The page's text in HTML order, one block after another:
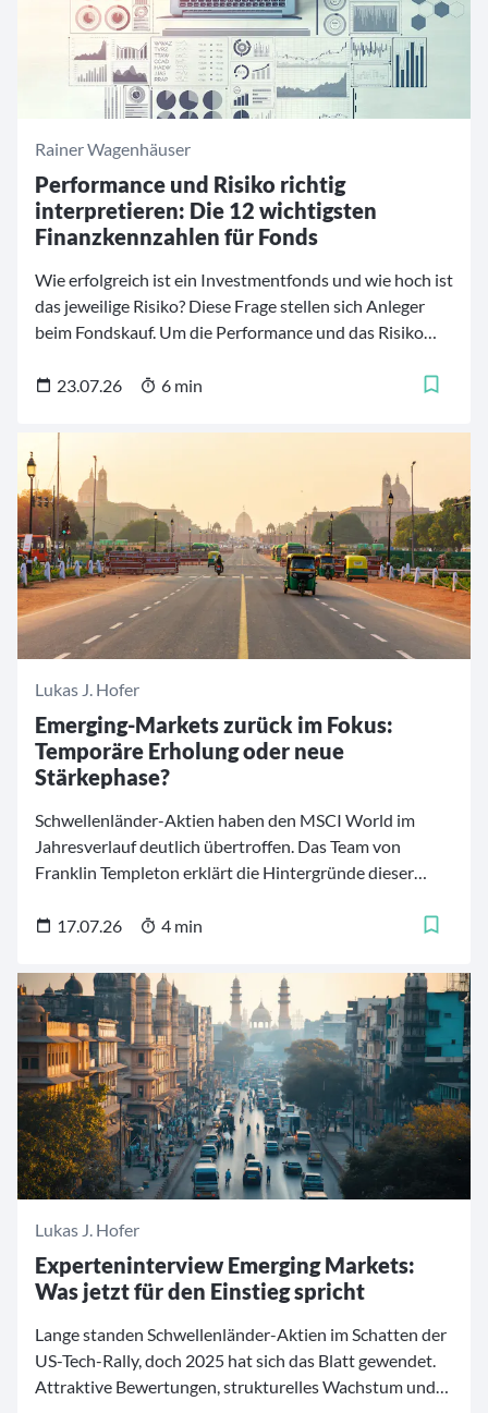
Rainer Wagenhäuser
Performance und Risiko richtig
interpretieren: Die 12 wichtigsten
Finanzkennzahlen für Fonds
Wie erfolgreich ist ein Investmentfonds und wie hoch ist
das jeweilige Risiko? Diese Frage stellen sich Anleger
beim Fondskauf. Um die Performance und das Risiko
vergleichen zu können, stehen mehrere
Fondskennzahlen helfen dabei, die Finanzprodukte zu
analysieren und die für die persönlichen Bedürfnisse
und Strategien geeigneten Fonds zu finden. Für
Investoren ist es daher von großer Bedeutung, zu
verstehen, was bestimmte Kennzahlen bedeuten und
wie sie zur Bewertung eines Fonds verwendet werden.
Wir erläutern im Folgenden die zwölf maßgebenden
Finanzkennzahlen für Investmentfonds.
23.07.26 6 min
Lukas J. Hofer
Emerging-Markets zurück im Fokus:
Temporäre Erholung oder neue
Stärkephase?
Schwellenländer-Aktien haben den MSCI World im
Jahresverlauf deutlich übertroffen. Das Team von
Franklin Templeton erklärt die Hintergründe dieser
Markets im Weltportfolio bieten und wie man aktive
kombinieren kann.
17.07.26 4 min
Lukas J. Hofer
Experteninterview Emerging Markets:
Was jetzt für den Einstieg spricht
Lange standen Schwellenländer-Aktien im Schatten der
US-Tech-Rally, doch 2025 hat sich das Blatt gewendet.
Attraktive Bewertungen, strukturelles Wachstum und